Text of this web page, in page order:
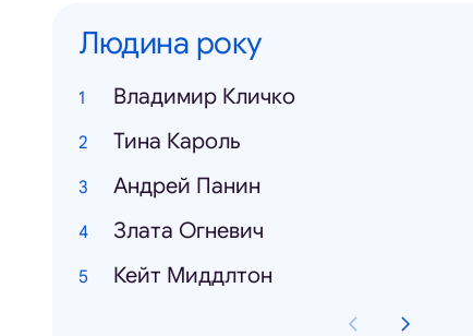
Людина року
Владимир Кличко
Тина Кароль
Андрей Панин
Злата Огневич
Кейт Миддлтон